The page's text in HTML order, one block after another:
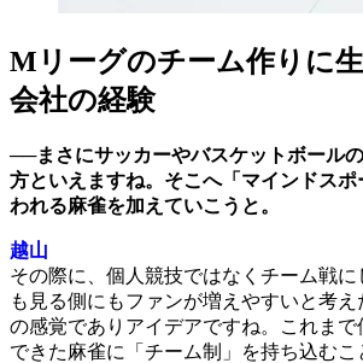
Mリーグのチーム作りに
会社の経験
──まさにサッカーやバスケットボール
方といえますね。そこへ「マインドス
われる麻雀を加えていこうと。
越山
その際に、個人競技ではなくチーム戦に
も見る側にもファンが増えやすいと考
の感覚でありアイデアですね。これま
できた麻雀に「チーム制」を持ち込む